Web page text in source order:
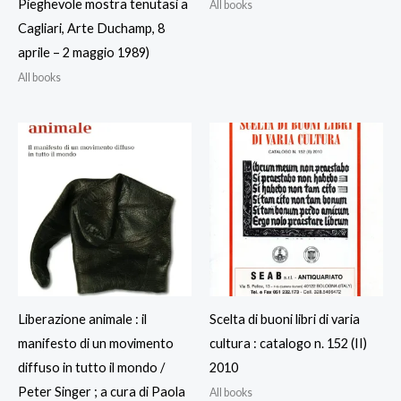
Pieghevole mostra tenutasi a
Cagliari, Arte Duchamp, 8
aprile – 2 maggio 1989)
All books
All books
Liberazione animale : il
manifesto di un movimento
diffuso in tutto il mondo /
Peter Singer ; a cura di Paola
Scelta di buoni libri di varia
cultura : catalogo n. 152 (II)
2010
All books